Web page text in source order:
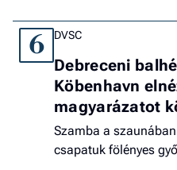
6 DVSC
Debreceni
Köbenhavn
magyarázatot
Szamba a
csapatuk fölényes